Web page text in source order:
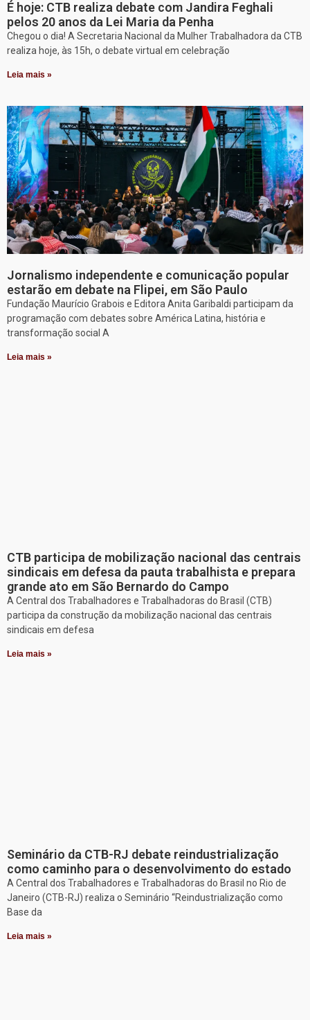
É hoje: CTB realiza debate com Jandira Feghali
pelos 20 anos da Lei Maria da Penha
Chegou o dia! A Secretaria Nacional da Mulher Trabalhadora da CTB
realiza hoje, às 15h, o debate virtual em celebração
Leia mais »
Jornalismo independente e comunicação popular
estarão em debate na Flipei, em São Paulo
Fundação Maurício Grabois e Editora Anita Garibaldi participam da
programação com debates sobre América Latina, história e
transformação social A
Leia mais »
CTB participa de mobilização nacional das centrais
sindicais em defesa da pauta trabalhista e prepara
grande ato em São Bernardo do Campo
A Central dos Trabalhadores e Trabalhadoras do Brasil (CTB)
participa da construção da mobilização nacional das centrais
sindicais em defesa
Leia mais »
Seminário da CTB-RJ debate reindustrialização
como caminho para o desenvolvimento do estado
A Central dos Trabalhadores e Trabalhadoras do Brasil no Rio de
Janeiro (CTB-RJ) realiza o Seminário “Reindustrialização como
Base da
Leia mais »